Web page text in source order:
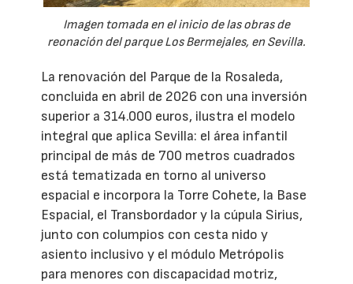
Imagen tomada en el inicio de las obras de
reonación del parque Los Bermejales, en Sevilla.
La renovación del Parque de la Rosaleda,
concluida en abril de 2026 con una inversión
superior a 314.000 euros, ilustra el modelo
integral que aplica Sevilla: el área infantil
principal de más de 700 metros cuadrados
está tematizada en torno al universo
espacial e incorpora la Torre Cohete, la Base
Espacial, el Transbordador y la cúpula Sirius,
junto con columpios con cesta nido y
asiento inclusivo y el módulo Metrópolis
para menores con discapacidad motriz,